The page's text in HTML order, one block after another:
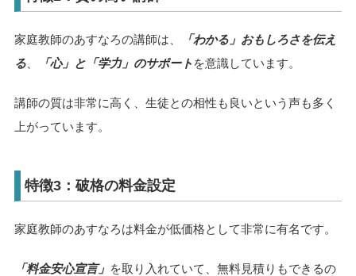
家庭教師のあすなろの講師は、
「わかる」おもしろさを伝え
る、 「心」と「学力」のサポート を意識しています。
講師の質は非常に高く、生徒との相性も良いという声も多く
上がっています。
特徴3：破格の料金設定
家庭教師のあすなろは料金が低価格として非常に有名です。
「料金安心宣言」 を取り入れていて、無料見積りもできるの